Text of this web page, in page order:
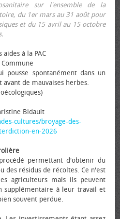
sur l'ensemble de la
du 1er mars au 31 août pour
et du 15 avril au 15 octobre
aides à la PAC
pousse spontanément dans un
de mauvaises herbes.
Bidault
cultures/broyage-des-
en-2026
permettant d'obtenir du
des résidus de récoltes. Ce n'est
agriculteurs mais ils peuvent
supplémentaire à leur travail et
souvent perdue.